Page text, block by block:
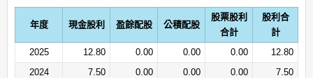
年度 現金股利 盈餘配股 公積配股
股票股利
合計
股利合
計
2025
12.80 0.00 0.00 0.00
12.80
2024
7.50 0.00 0.00 0.00
7.50